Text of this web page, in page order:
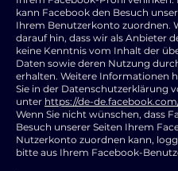
kann Facebook den Besuch
Ihrem Benutzerkonto zuordnen.
darauf hin, dass wir als Anbieter
keine Kenntnis vom Inhalt der
Daten sowie deren Nutzung
erhalten. Weitere Informationen
Sie in der Datenschutzerklärung
unter https://de-
Wenn Sie nicht wünschen, dass
Besuch unserer Seiten Ihrem
Nutzerkonto zuordnen kann,
bitte aus Ihrem Facebook-